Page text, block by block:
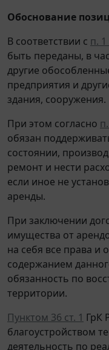
Обоснование
В соответствии с п. 1
быть переданы, в
другие
предприятия и
здания, сооружения.
При этом согласно
обязан
состоянии,
ремонт и нести
если иное не
аренды.
При заключении
имущества от
на себя все права и
содержанием
обязанность по
территории.
Пунктом 36 ст. 1 ГрК
благоустройством
деятельность по